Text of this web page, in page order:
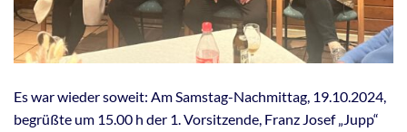
Es war wieder soweit: Am Samstag-Nachmittag, 19.10.2024,
begrüßte um 15.00 h der 1. Vorsitzende, Franz Josef „Jupp“